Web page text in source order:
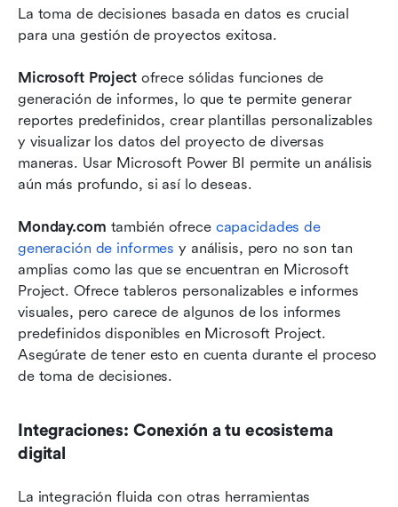
La toma de decisiones basada en datos es crucial
para una gestión de proyectos exitosa.
Microsoft Project ofrece sólidas funciones de
generación de informes, lo que te permite generar
reportes predefinidos, crear plantillas personalizables
y visualizar los datos del proyecto de diversas
maneras. Usar Microsoft Power BI permite un análisis
aún más profundo, si así lo deseas.
Monday.com también ofrece capacidades de
generación de informes y análisis, pero no son tan
amplias como las que se encuentran en Microsoft
Project. Ofrece tableros personalizables e informes
visuales, pero carece de algunos de los informes
predefinidos disponibles en Microsoft Project.
Asegúrate de tener esto en cuenta durante el proceso
de toma de decisiones.
Integraciones: Conexión a tu ecosistema
digital
La integración fluida con otras herramientas